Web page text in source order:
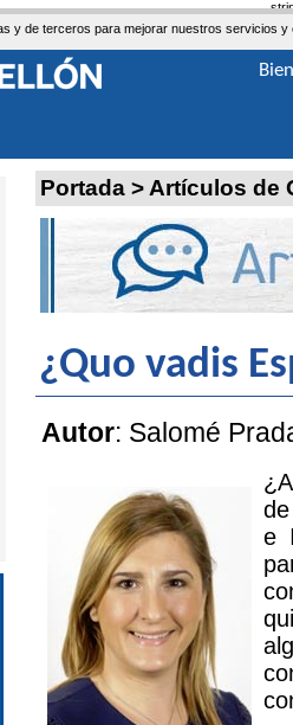
y de terceros para mejorar nuestros servicios
Portada > Artículos de
¿Quo vadis
Autor: Salomé
e